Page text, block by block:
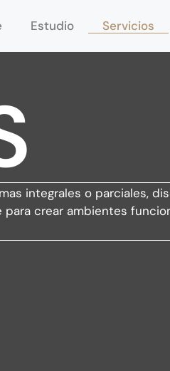
Estudio Servicios
integrales o parciales,
para crear ambientes